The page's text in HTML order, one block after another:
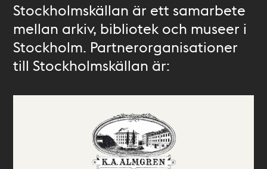
Stockholmskällan är ett samarbete
mellan arkiv, bibliotek och museer i
Stockholm. Partnerorganisationer
till Stockholmskällan är: